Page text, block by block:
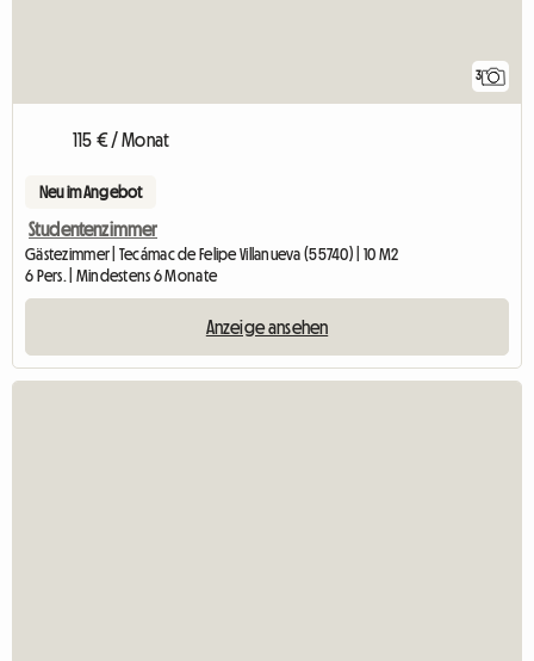
3
115 € / Monat
Neu im Angebot
Studentenzimmer
Gästezimmer | Tecámac de Felipe Villanueva (55740) | 10 M2
6 Pers. | Mindestens 6 Monate
Anzeige ansehen